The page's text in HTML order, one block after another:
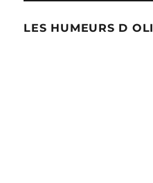
LES HUMEURS D OLI